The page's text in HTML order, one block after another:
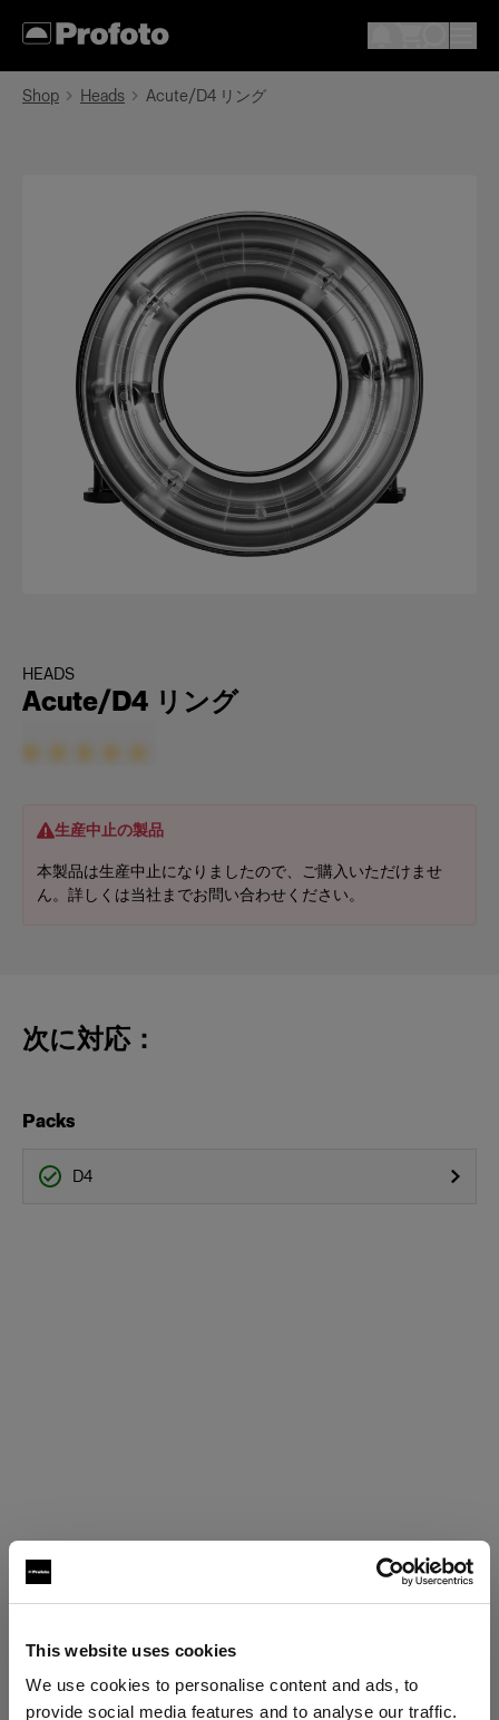
This website uses cookies
We use cookies to personalise content and ads, to
provide social media features and to analyse our traffic.
Shop Heads Acute/D4 リング
HEADS
Acute/D4 リング
生産中止の製品
本製品は生産中止になりましたので、ご購入いただけませ
ん。詳しくは当社までお問い合わせください。
次に対応：
Packs
D4
製品情報